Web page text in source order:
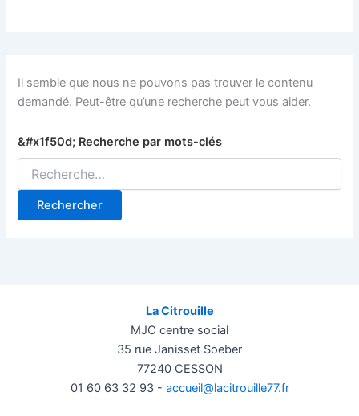
Il semble que nous ne pouvons pas trouver le contenu
demandé. Peut-être qu’une recherche peut vous aider.
Rechercher :
La Citrouille
MJC centre social
35 rue Janisset Soeber
77240 CESSON
01 60 63 32 93 - accueil@lacitrouille77.fr